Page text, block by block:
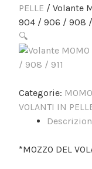
PELLE / Volante
904 / 906 / 908 /
🔍
Categorie: MOMO
VOLANTI IN
*MOZZO DEL